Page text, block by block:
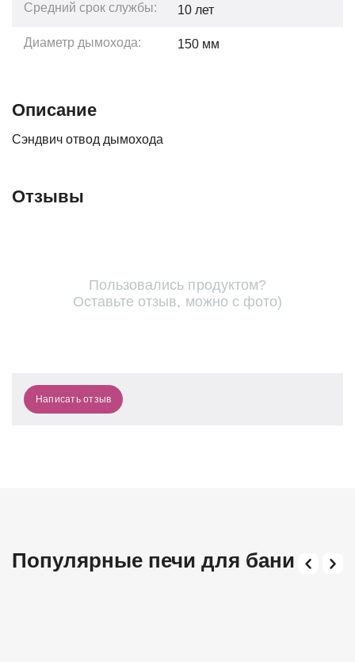
Средний срок службы: 10 лет
Диаметр дымохода: 150 мм
Описание
Сэндвич отвод дымохода
Отзывы
Пользовались продуктом?
Оставьте отзыв, можно с фото)
Написать отзыв
Популярные печи для бани